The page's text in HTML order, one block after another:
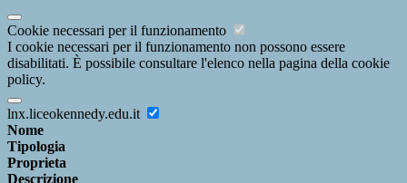
Cookie necessari per il funzionamento
I cookie necessari per il funzionamento non possono essere
disabilitati. È possibile consultare l'elenco nella pagina della cookie
policy.
lnx.liceokennedy.edu.it
Nome
Tipologia
Proprieta
Descrizione